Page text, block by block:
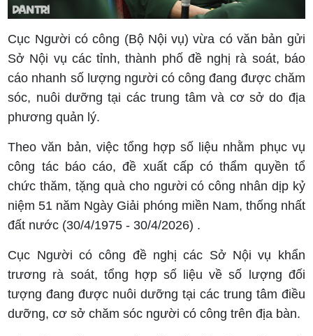
Cục Người có công (Bộ Nội vụ) vừa có văn bản gửi
Sở Nội vụ các tỉnh, thành phố đề nghị rà soát, báo
cáo nhanh số lượng người có công đang được chăm
sóc, nuôi dưỡng tại các trung tâm và cơ sở do địa
phương quản lý.
Theo văn bản, việc tổng hợp số liệu nhằm phục vụ
công tác báo cáo, đề xuất cấp có thẩm quyền tổ
chức thăm, tặng quà cho người có công nhân dịp kỷ
niệm 51 năm Ngày Giải phóng miền Nam, thống nhất
đất nước (30/4/1975 - 30/4/2026) .
Cục Người có công đề nghị các Sở Nội vụ khẩn
trương rà soát, tổng hợp số liệu về số lượng đối
tượng đang được nuôi dưỡng tại các trung tâm điều
dưỡng, cơ sở chăm sóc người có công trên địa bàn.